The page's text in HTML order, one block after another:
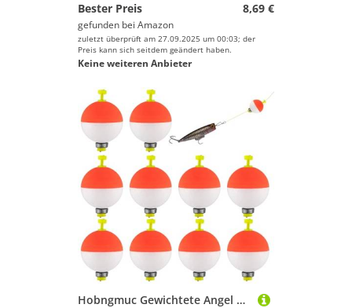
Bester Preis
8,69 €
gefunden bei Amazon
zuletzt überprüft am 27.09.2025 um 00:03; der
Preis kann sich seitdem geändert haben.
Keine weiteren Anbieter
Hobngmuc Gewichtete Angel Schwimmer - 10 Stück Ovale Friedfisch Pose - Eva Ausrüstung Gewichtete Süßwasser Anfänger